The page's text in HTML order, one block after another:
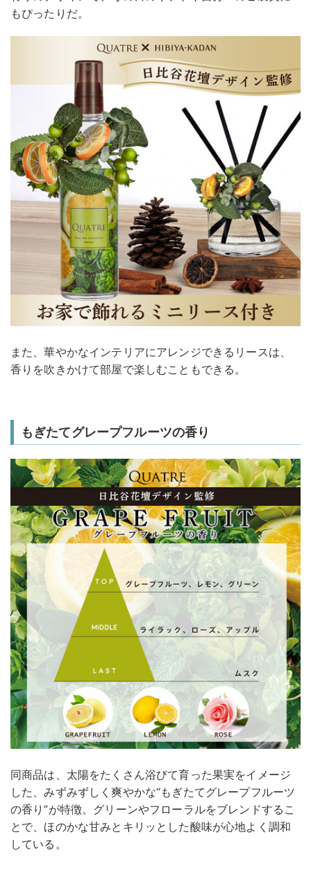
もぴったりだ。
また、華やかなインテリアにアレンジできるリースは、
香りを吹きかけて部屋で楽しむこともできる。
もぎたてグレープフルーツの香り
同商品は、太陽をたくさん浴びて育った果実をイメージ
した、みずみずしく爽やかな“もぎたてグレープフルーツ
の香り”が特徴。グリーンやフローラルをブレンドするこ
とで、ほのかな甘みとキリッとした酸味が心地よく調和
している。